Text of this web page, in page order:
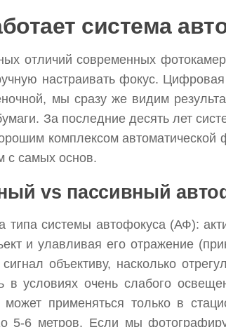
система
отличий современных
настраивать фокус.
мы сразу же видим
За последние десять лет
комплексом
с самых основ.
vs пассивный
типа системы автофокуса (АФ):
и улавливая его отражение
сигнал объективу, насколько
в условиях очень слабого
применяться только в
5-6 метров. Если мы